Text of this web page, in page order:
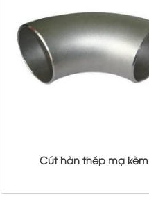
Cút hàn thép mạ kẽm